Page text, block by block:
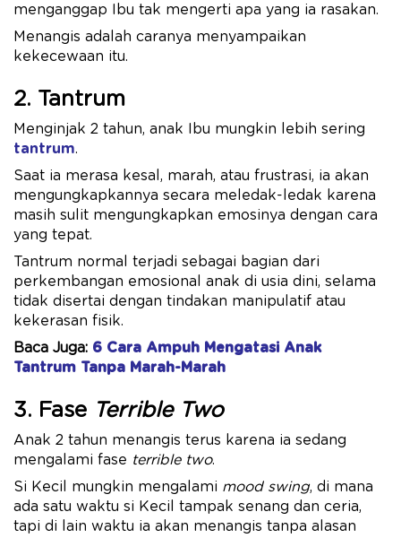
menganggap Ibu tak mengerti apa yang ia rasakan.
Menangis adalah caranya menyampaikan
kekecewaan itu.
2. Tantrum
Menginjak 2 tahun, anak Ibu mungkin lebih sering
tantrum.
Saat ia merasa kesal, marah, atau frustrasi, ia akan
mengungkapkannya secara meledak-ledak karena
masih sulit mengungkapkan emosinya dengan cara
yang tepat.
Tantrum normal terjadi sebagai bagian dari
perkembangan emosional anak di usia dini, selama
tidak disertai dengan tindakan manipulatif atau
kekerasan fisik.
Baca Juga: 6 Cara Ampuh Mengatasi Anak
Tantrum Tanpa Marah-Marah
3. Fase Terrible Two
Anak 2 tahun menangis terus karena ia sedang
mengalami fase terrible two.
Si Kecil mungkin mengalami mood swing, di mana
ada satu waktu si Kecil tampak senang dan ceria,
tapi di lain waktu ia akan menangis tanpa alasan